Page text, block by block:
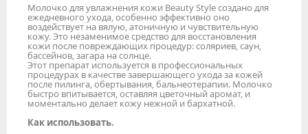
Молочко для увлажнения кожи Beauty Style создано для
ежедневного ухода, особенно эффективно оно
воздействует на вялую, атоничную и чувствительную
кожу. Это незаменимое средство для восстановления
кожи после повреждающих процедур: соляриев, саун,
бассейнов, загара на солнце.
Этот препарат используется в профессиональных
процедурах в качестве завершающего ухода за кожей
после пилинга, обертывания, бальнеотерапии. Молочко
быстро впитывается, оставляя цветочный аромат, и
моментально делает кожу нежной и бархатной.
Как использовать.